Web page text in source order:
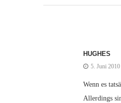
HUGHES
5. Juni
Wenn es
Allerdings